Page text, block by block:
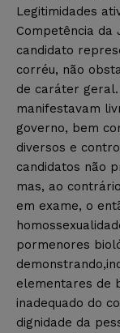
Legitimidades
Competência da
candidato
corréu, não
de caráter
manifestavam
governo, bem
diversos e
candidatos não
mas, ao
em exame, o
pormenores
elementares de
inadequado do
dignidade da